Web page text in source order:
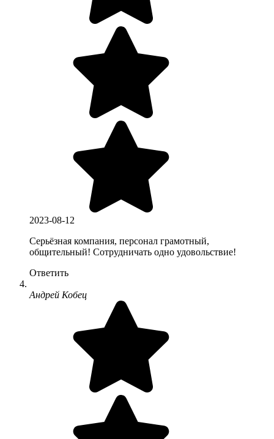
2023-08-12
Серьёзная компания, персонал грамотный,
общительный! Сотрудничать одно удовольствие!
Ответить
Андрей Кобец